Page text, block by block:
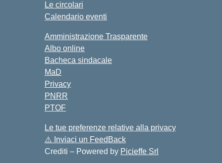
Le circolari
Calendario eventi
Amministrazione Trasparente
Albo online
Bacheca sindacale
MaD
Privacy
PNRR
PTOF
Le tue preferenze relative alla privacy
⚠️ Inviaci un FeedBack
Crediti – Powered by Picieffe Srl